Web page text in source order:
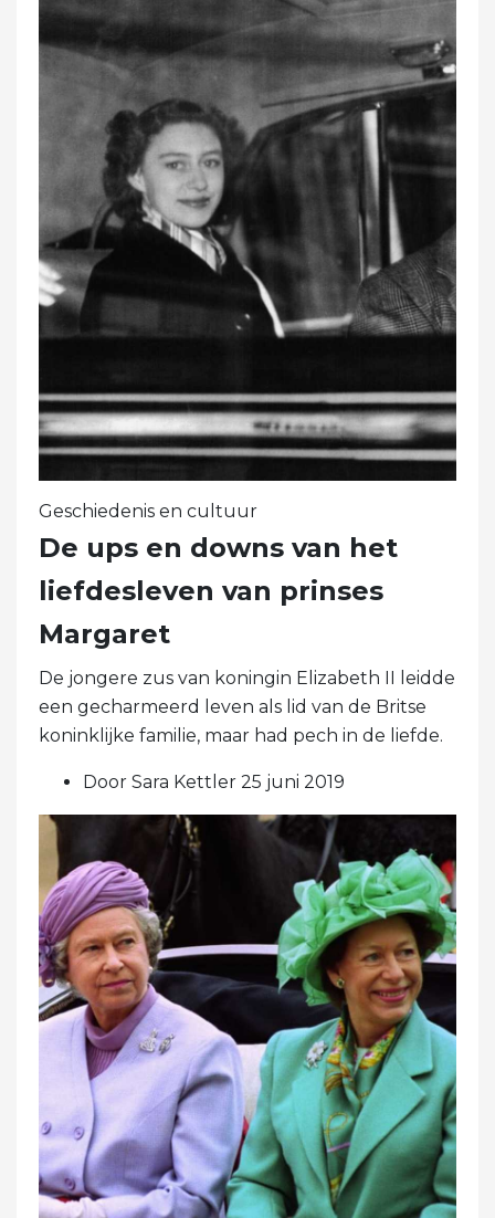
Geschiedenis en cultuur
De ups en downs van het
liefdesleven van prinses
Margaret
De jongere zus van koningin Elizabeth II leidde
een gecharmeerd leven als lid van de Britse
koninklijke familie, maar had pech in de liefde.
Door Sara Kettler 25 juni 2019